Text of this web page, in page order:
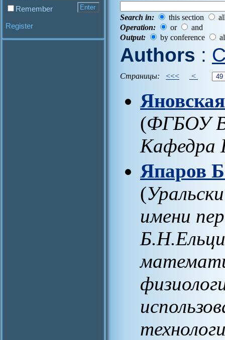
Remember
Register
Search in: this section
Operation:
or
and
Output:
by conference
Authors :
Страницы: <<< <
(ФГБОУ
Кафедра
Япаров
(
имени